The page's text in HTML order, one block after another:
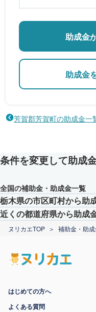
助成金
助成金
芳賀郡芳賀町の助成金一
条件を変更して助成
全国の補助金・助成金一覧
栃木県の市区町村から助
近くの都道府県から助成
ヌリカエTOP 補助金・助
はじめての方へ
よくある質問